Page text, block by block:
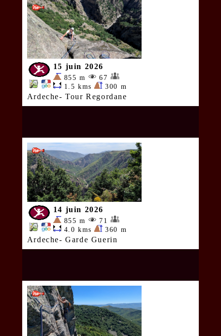
15 juin 2026
855 m
67
1.5 kms
300 m
Ardeche- Tour Regordane
14 juin 2026
855 m
71
4.0 kms
360 m
Ardeche- Garde Guerin